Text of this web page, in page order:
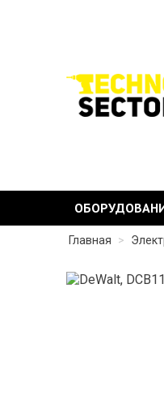
Главная >